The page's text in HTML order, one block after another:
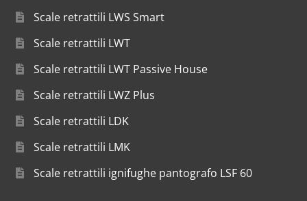
Scale retrattili LWS Smart
Scale retrattili LWT
Scale retrattili LWT Passive House
Scale retrattili LWZ Plus
Scale retrattili LDK
Scale retrattili LMK
Scale retrattili ignifughe pantografo LSF 60